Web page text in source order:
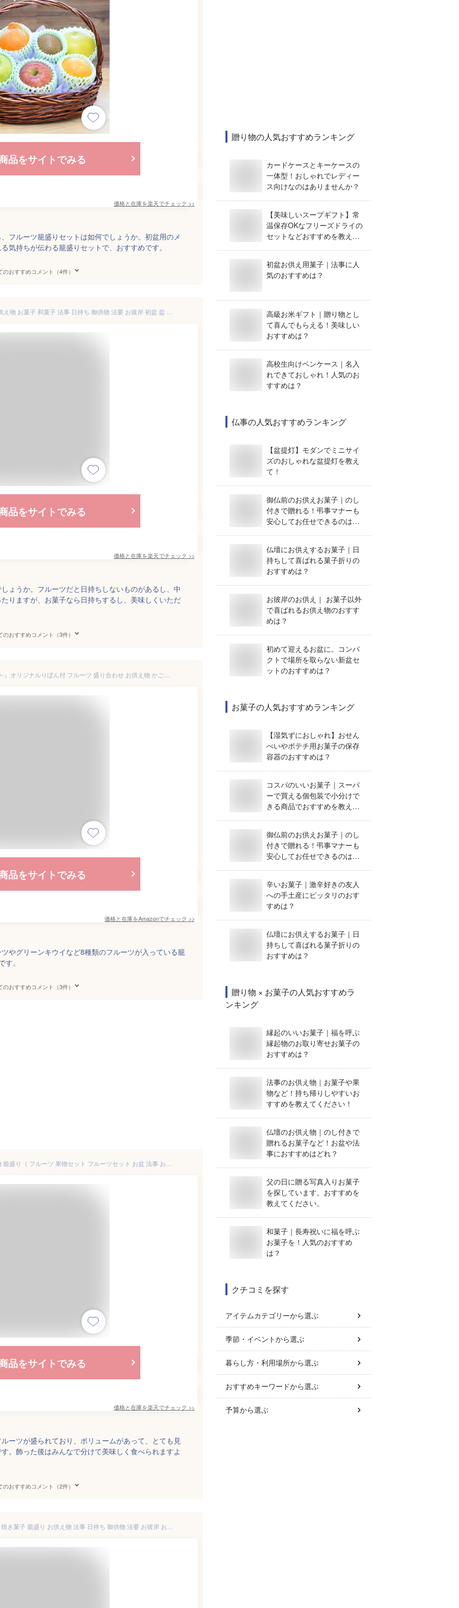
品をサイトでみる
価格と在庫を楽天でチェック >>
フルーツ籠盛りセットは如何でしょうか。初盆用のメ
気持ちが伝わる籠盛りセットで、おすすめです。
のおすすめコメント（4件）
品をサイトでみる
価格と在庫を楽天でチェック >>
ょうか。フルーツだと日持ちしないものがあるし、中
りますが、お菓子なら日持ちするし、美味しくいただ
のおすすめコメント（3件）
品をサイトでみる
価格と在庫をAmazonでチェック >>
やグリーンキウイなど8種類のフルーツが入っている籠
。
のおすすめコメント（3件）
品をサイトでみる
価格と在庫を楽天でチェック >>
ーツが盛られており、ボリュームがあって、とても見
。飾った後はみんなで分けて美味しく食べられますよ
のおすすめコメント（2件）
贈り物の人気おすすめランキング
カードケースとキーケースの
一体型！おしゃれでレディー
ス向けなのはありませんか？
【美味しいスープギフト】常
温保存OKなフリーズドライの
セットなどおすすめを教え
初盆お供え用菓子｜法事に人
気のおすすめは？
高級お米ギフト｜贈り物とし
て喜んでもらえる！美味しい
おすすめは？
高校生向けペンケース｜名入
れできておしゃれ！人気のお
すすめは？
仏事の人気おすすめランキング
【盆提灯】モダンでミニサイ
ズのおしゃれな盆提灯を教え
て！
御仏前のお供えお菓子｜のし
付きで贈れる！弔事マナーも
安心してお任せできるのはど
仏壇にお供えするお菓子｜日
持ちして喜ばれる菓子折りの
おすすめは？
お彼岸のお供え｜ お菓子以外
で喜ばれるお供え物のおすす
めは？
初めて迎えるお盆に。コンパ
クトで場所を取らない新盆セ
ットのおすすめは？
お菓子の人気おすすめランキング
【湿気ずにおしゃれ】おせん
べいやポテチ用お菓子の保存
容器のおすすめは？
コスパのいいお菓子｜スーパ
ーで買える個包装で小分けで
きる商品でおすすめを教えて
御仏前のお供えお菓子｜のし
付きで贈れる！弔事マナーも
安心してお任せできるのはど
辛いお菓子｜激辛好きの友人
への手土産にピッタリのおす
すめは？
仏壇にお供えするお菓子｜日
持ちして喜ばれる菓子折りの
おすすめは？
贈り物 × お菓子の人気おすすめラ
ンキング
縁起のいいお菓子｜福を呼ぶ
縁起物のお取り寄せお菓子の
おすすめは？
法事のお供え物｜お菓子や果
物など！持ち帰りしやすいお
すすめを教えてください！
仏壇のお供え物｜のし付きで
贈れるお菓子など！お盆や法
事におすすめはどれ？
父の日に贈る写真入りお菓子
を探しています。おすすめを
教えてください。
和菓子｜長寿祝いに福を呼ぶ
お菓子を！人気のおすすめ
は？
クチコミを探す
アイテムカテゴリーから選ぶ
季節・イベントから選ぶ
暮らし方・利用場所から選ぶ
おすすめキーワードから選ぶ
予算から選ぶ